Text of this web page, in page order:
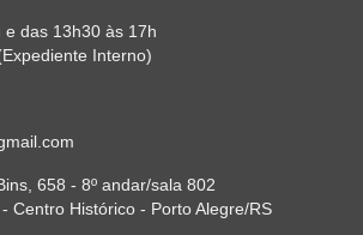
e das 13h30 às 17h
Interno)
658 - 8º andar/sala 802
Centro Histórico - Porto Alegre/RS